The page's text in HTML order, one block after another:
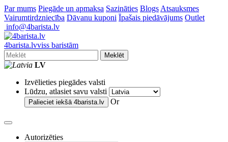
Par mums Piegāde un apmaksa Sazināties Blogs Atsauksmes
Vairumtirdzniecība Dāvanu kuponi Īpašais piedāvājums Outlet
info@4barista.lv
4barista.lvviss baristām
Meklēt
LV
Izvēlieties piegādes valsti
Lūdzu, atlasiet savu valsti
Palieciet iekšā 4barista.lv Or
Autorizēties